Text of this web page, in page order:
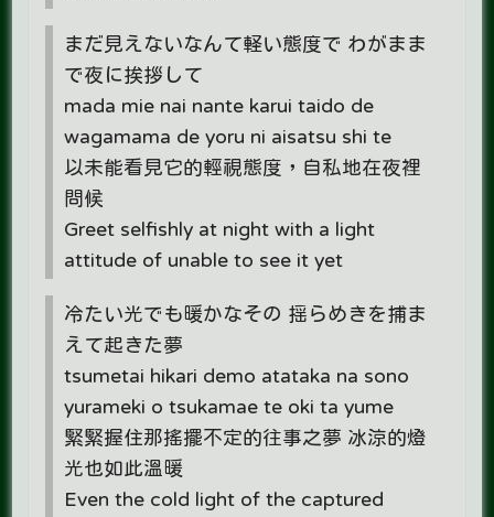
まだ見えないなんて軽い態度で わがまま
で夜に挨拶して
mada mie nai nante karui taido de
wagamama de yoru ni aisatsu shi te
以未能看見它的輕視態度，自私地在夜裡
問候
Greet selfishly at night with a light
attitude of unable to see it yet
冷たい光でも暖かなその 揺らめきを捕ま
えて起きた夢
tsumetai hikari demo atataka na sono
yurameki o tsukamae te oki ta yume
緊緊握住那搖擺不定的往事之夢 冰涼的燈
光也如此溫暖
Even the cold light of the captured